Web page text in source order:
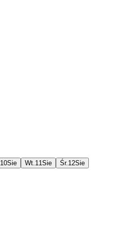
10Sie Wt. 11Sie Śr. 12Sie